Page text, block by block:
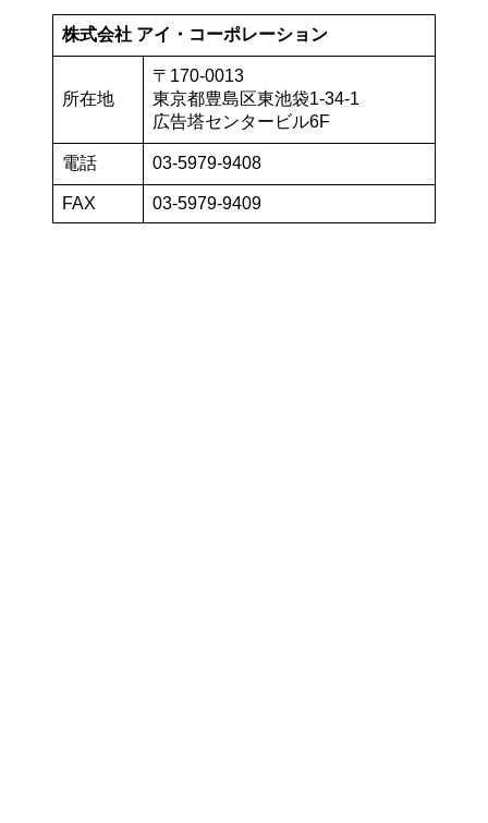
株式会社 アイ・コーポレーション
所在地
〒170-0013
東京都豊島区東池袋1-34-1
広告塔センタービル6F
電話 03-5979-9408
FAX 03-5979-9409